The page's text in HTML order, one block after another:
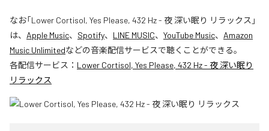
なお「Lower Cortisol, Yes Please, 432 Hz - 夜 深い眠り リラックス 」
は、 Apple Music、 Spotify、 LINE MUSIC、 YouTube Music、 Amazon
Music Unlimitedなどの音楽配信サービスで聴くことができる。
各配信サービス： Lower Cortisol, Yes Please, 432 Hz - 夜 深い眠り
リラックス